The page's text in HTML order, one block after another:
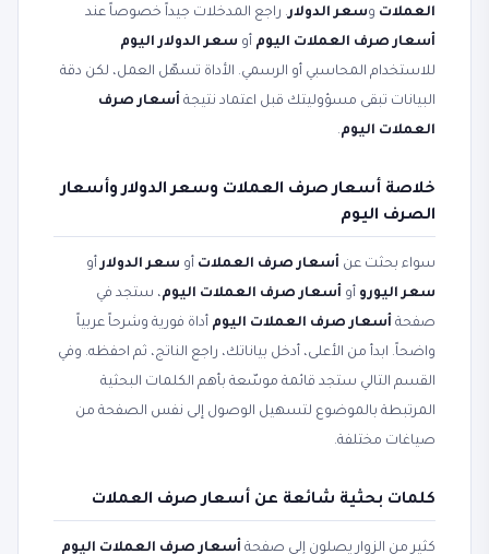
العملات وسعر الدولار. راجع المدخلات جيداً خصوصاً عند
أسعار صرف العملات اليوم أو سعر الدولار اليوم
للاستخدام المحاسبي أو الرسمي. الأداة تسهّل العمل، لكن دقة
البيانات تبقى مسؤوليتك قبل اعتماد نتيجة أسعار صرف
العملات اليوم.
خلاصة أسعار صرف العملات وسعر الدولار وأسعار
الصرف اليوم
سواء بحثت عن أسعار صرف العملات أو سعر الدولارأو
سعر اليورو أو أسعار صرف العملات اليوم، ستجد في
صفحة أسعار صرف العملات اليوم أداة فورية وشرحاً عربياً
واضحاً. ابدأ من الأعلى، أدخل بياناتك، راجع الناتج، ثم احفظه. وفي
القسم التالي ستجد قائمة موسّعة بأهم الكلمات البحثية
المرتبطة بالموضوع لتسهيل الوصول إلى نفس الصفحة من
صياغات مختلفة.
كلمات بحثية شائعة عن أسعار صرف العملات
كثير من الزوار يصلون إلى صفحة أسعار صرف العملات اليوم